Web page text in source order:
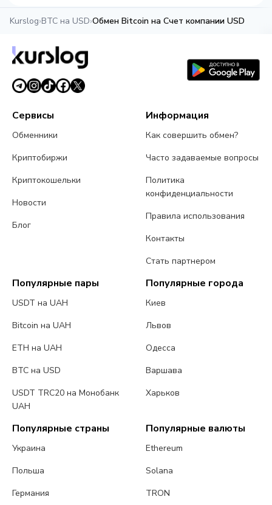
Kurslog›BTC на USD›Обмен Bitcoin на Счет компании USD
Сервисы
Обменники
Криптобиржи
Криптокошельки
Новости
Блог
Информация
Как совершить обмен?
Часто задаваемые вопросы
Политика
конфиденциальности
Правила использования
Контакты
Стать партнером
Популярные пары
USDT на UAH
Bitcoin на UAH
ETH на UAH
BTC на USD
USDT TRC20 на Монобанк
UAH
Популярные города
Киев
Львов
Одесса
Варшава
Харьков
Популярные страны
Украина
Польша
Германия
Популярные валюты
Ethereum
Solana
TRON